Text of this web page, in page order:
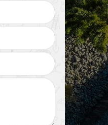
Dessouchage arbre et
haie 45